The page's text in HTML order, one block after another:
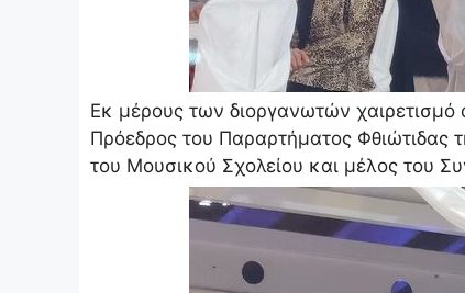
Εκ μέρους των διοργανωτών χαιρετισμό
Πρόεδρος του Παραρτήματος Φθιώτιδας
του Μουσικού Σχολείου και μέλος του